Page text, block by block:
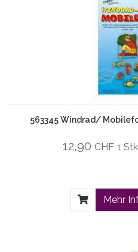
563345 Windrad/
12,90 CHF 1
Mehr